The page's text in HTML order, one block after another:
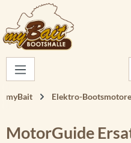
Zum Hauptinhalt springen
myBait Elektro-
MotorGuide